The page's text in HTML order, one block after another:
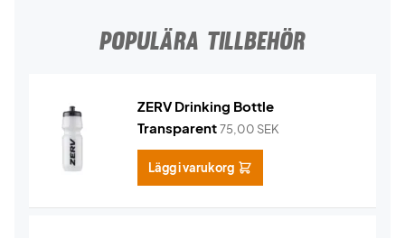
POPULÄRA TILLBEHÖR
ZERV Drinking Bottle
Transparent75,00 SEK
Lägg i varukorg